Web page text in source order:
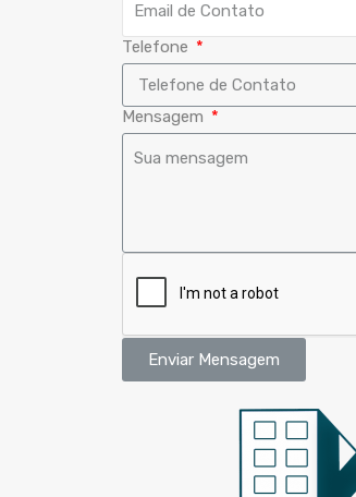
Telefone
Mensagem
Enviar Mensagem